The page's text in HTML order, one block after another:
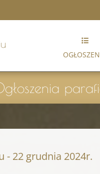
- 22 grudnia 2024r.